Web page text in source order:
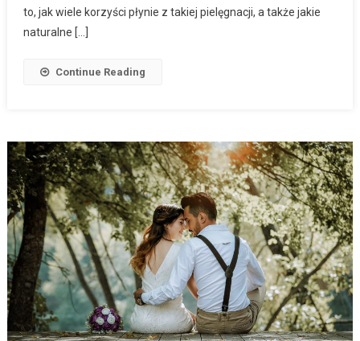
to, jak wiele korzyści płynie z takiej pielęgnacji, a także jakie
naturalne […]
Continue Reading